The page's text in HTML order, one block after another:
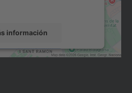
información
Aceptar